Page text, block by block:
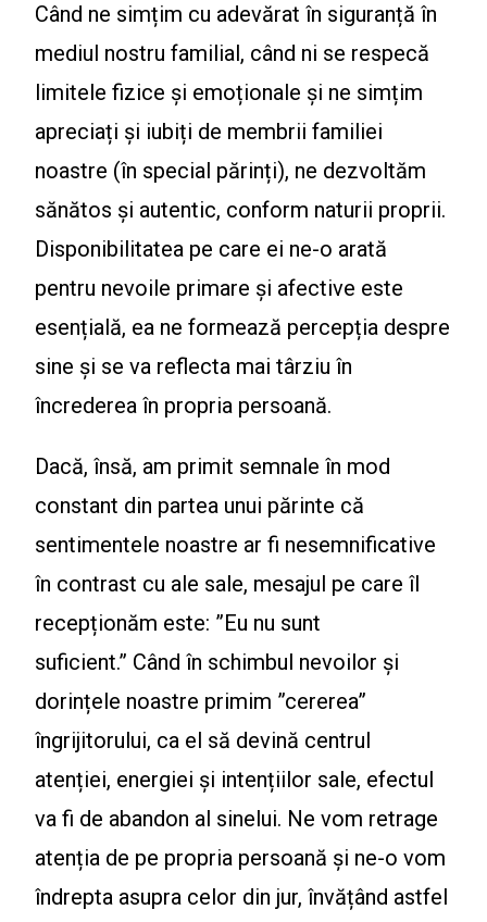
Când ne simțim cu adevărat în siguranță în
mediul nostru familial, când ni se respecă
limitele fizice și emoționale și ne simțim
apreciați și iubiți de membrii familiei
noastre (în special părinți), ne dezvoltăm
sănătos și autentic, conform naturii proprii.
Disponibilitatea pe care ei ne-o arată
pentru nevoile primare și afective este
esențială, ea ne formează percepția despre
sine și se va reflecta mai târziu în
încrederea în propria persoană.
Dacă, însă, am primit semnale în mod
constant din partea unui părinte că
sentimentele noastre ar fi nesemnificative
în contrast cu ale sale, mesajul pe care îl
recepționăm este: ”Eu nu sunt
suficient.” Când în schimbul nevoilor și
dorințele noastre primim ”cererea”
îngrijitorului, ca el să devină centrul
atenției, energiei și intențiilor sale, efectul
va fi de abandon al sinelui. Ne vom retrage
atenția de pe propria persoană și ne-o vom
îndrepta asupra celor din jur, învățând astfel